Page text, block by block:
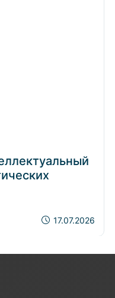
17.07.2026